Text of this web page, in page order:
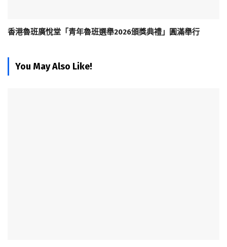
香港魯班廣悅堂「青年魯班選舉2026頒獎典禮」圓滿舉行
You May Also Like!